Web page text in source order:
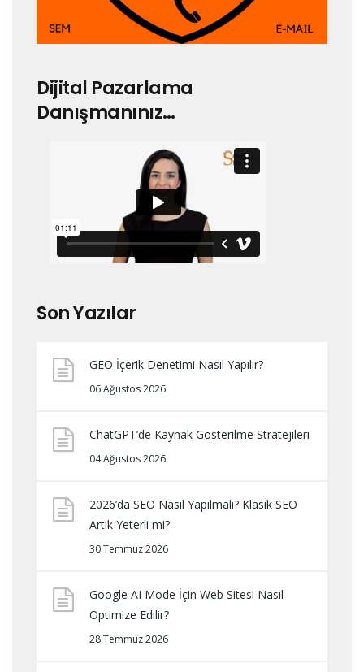
Dijital Pazarlama
Danışmanınız…
Son Yazılar
GEO İçerik Denetimi Nasıl Yapılır?
06 Ağustos 2026
ChatGPT’de Kaynak Gösterilme Stratejileri
04 Ağustos 2026
2026’da SEO Nasıl Yapılmalı? Klasik SEO
Artık Yeterli mi?
30 Temmuz 2026
Google AI Mode İçin Web Sitesi Nasıl
Optimize Edilir?
28 Temmuz 2026